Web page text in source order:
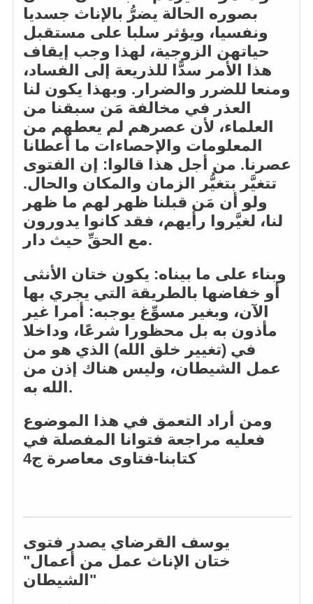
بصوره الحالة يضرُّ بالإناث جسديا
ونفسيا، ويؤثر سلبا على مستقبل
حياتهن الزوجية، لهذا وجب إيقاف
هذا الأمر سدًّا للذريعة إلى الفساد،
ومنعا للضرر والضرار. وبهذا يكون لنا
العذر في مخالفة مَن سبقنا من
العلماء، لأن عصرهم لم يعطهم من
المعلومات والإحصاءات ما أعطانا
عصرنا. من أجل هذا قالوا: إن الفتوى
تتغيَّر بتغيُّر الزمان والمكان والحال.
ولو أن مَن قبلنا ظهر لهم ما ظهر
لنا، لغيَّروا رأيهم، فقد كانوا يدورون
مع الحقِّ حيث دار.
وبناء على ما بيناه: يكون ختان الأنثى
أو خفاضها بالطريقة التي يجري بها
الآن، وبغير مسوِّغ يوجبه: أمرا غير
مأذون به بل محظورا شرعًا، وداخلا
في (تغيير خلق الله) الذي هو من
عمل الشيطان، وليس هناك إذن من
الله به.
ومن أراد التعمق في هذا الموضوع
فعليه مراجعة فتوانا المفصلة في
كتابنا-فتاوى معاصرة ج4
يوسف القرضاي يصدر فتوى
"ختان الإناث عمل من أعمال
الشيطان"